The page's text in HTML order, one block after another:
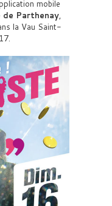
mobile
de Parthenay,
la Vau Saint-